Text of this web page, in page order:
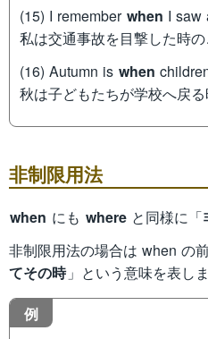
(15) I remember when I saw
私は交通事故を目撃した時の
(16) Autumn is when
秋は子どもたちが学校へ戻る
非制限用法
when にも where と同様に「
非制限用法の場合は when の
てその時 」という意味を表しま
例